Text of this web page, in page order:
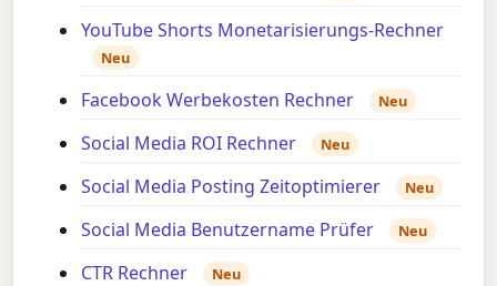
YouTube Shorts Monetarisierungs-Rechner
Neu
Facebook Werbekosten Rechner Neu
Social Media ROI Rechner Neu
Social Media Posting Zeitoptimierer Neu
Social Media Benutzername Prüfer Neu
CTR Rechner Neu